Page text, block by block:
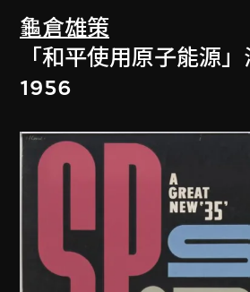
龜倉雄策
「和平使用原子能源
1956